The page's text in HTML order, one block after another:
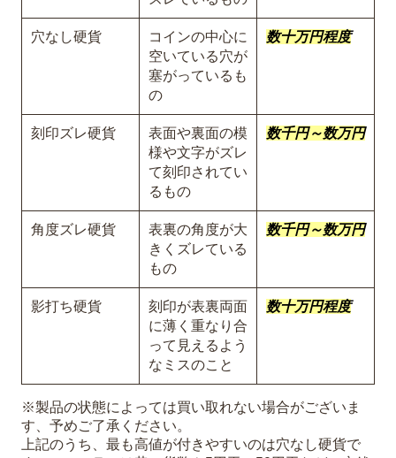
穴なし硬貨
コインの中心に
空いている穴が
塞がっているも
の
数十万円程度
刻印ズレ硬貨
表面や裏面の模
様や文字がズレ
て刻印されてい
るもの
数千円～数万円
角度ズレ硬貨
表裏の角度が大
きくズレている
もの
数千円～数万円
影打ち硬貨
刻印が表裏両面
に薄く重なり合
って見えるよう
なミスのこと
数十万円程度
※製品の状態によっては買い取れない場合がございま
す、予めご了承ください。
上記のうち、最も高値が付きやすいのは穴なし硬貨で